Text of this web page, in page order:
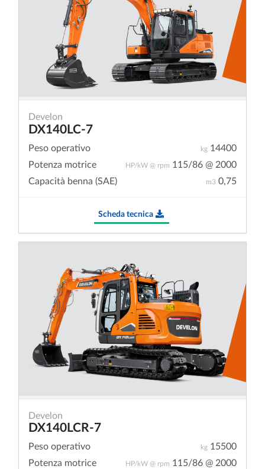
Develon
DX140LC-7
kg 14400
Peso operativo
HP/kW @ rpm 115/86 @ 2000
Potenza motrice
m3 0,75
Capacità benna (SAE)
Scheda tecnica
Develon
DX140LCR-7
kg 15500
Peso operativo
HP/kW @ rpm 115/86 @ 2000
Potenza motrice